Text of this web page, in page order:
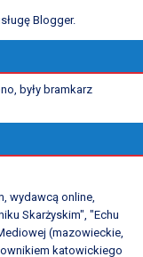
Blogger.
były bramkarz
wydawcą online,
Skarżyskim", "Echu
(mazowieckie,
katowickiego